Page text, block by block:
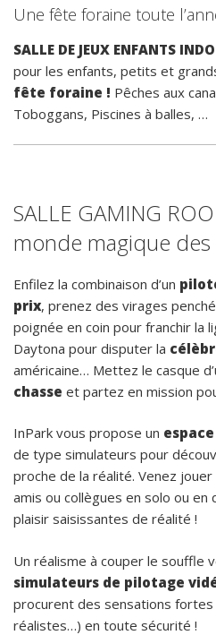
Une fête foraine toute
SALLE DE JEUX ENFANTS
pour les enfants, petits et
fête foraine ! Pêches aux
Toboggans, Piscines à balles, …
SALLE GAMING
monde magique des
Enfilez la combinaison d’un
prix, prenez des virages
poignée en coin pour franchir la
Daytona pour disputer la
américaine… Mettez le casque
chasse et partez en mission
InPark vous propose un
de type simulateurs pour
proche de la réalité. Venez
amis ou collègues en solo ou
plaisir saisissantes de réalité !
Un réalisme à couper le souffle
simulateurs de pilotage
procurent des sensations
réalistes…) en toute sécurité !